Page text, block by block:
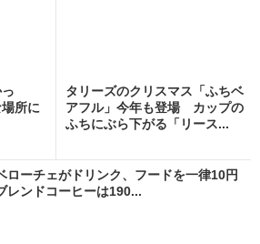
所に
タリーズのクリスマス「ふちベ
アフル」今年も登場 カップの
ふちにぶら下がる「リース...
ローチェがドリンク、フードを一律10円
ンドコーヒーは190...